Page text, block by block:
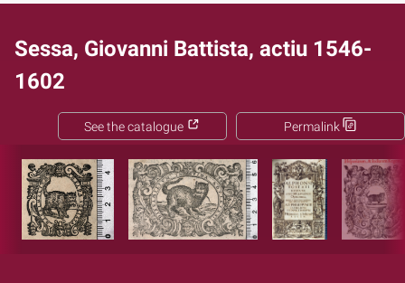
Sessa, Giovanni Battista, actiu 1546-
1602
Permalink
See the catalogue